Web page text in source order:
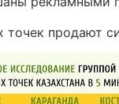
точек продают